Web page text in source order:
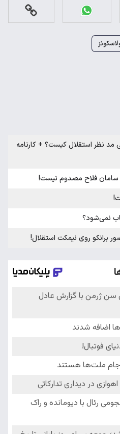
مد نظر استقلال کیست؟ + کارنامه
سامان فلاح مصدوم نیست!
نمی‌شود؟
برانکو روی نیمکت استقلال!